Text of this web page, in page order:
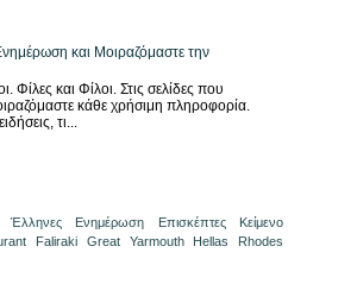
και Μοιραζόμαστε την
Φίλες και Φίλοι. Στις σελίδες που
κάθε χρήσιμη πληροφορία.
τι...
Έλληνες Ενημέρωση Επισκέπτες
Κείμενο
Faliraki Great Yarmouth Hellas
Rhodes